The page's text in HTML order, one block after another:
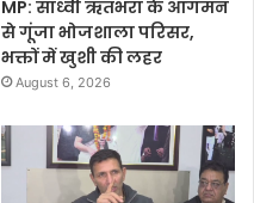
MP: साध्वी ऋतंभरा के आगमन
से गूंजा भोजशाला परिसर,
भक्तों में खुशी की लहर
August 6, 2026